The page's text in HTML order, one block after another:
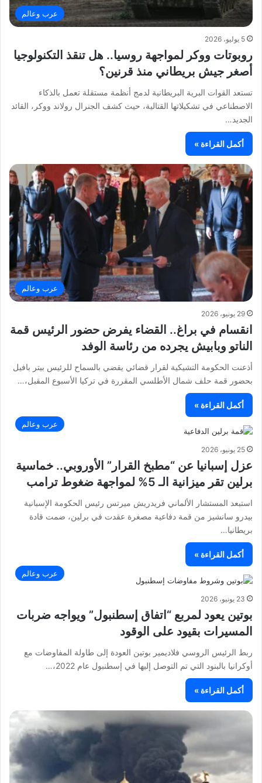
عرب وعالم
5 يوليو، 2026
روبوتات ووكر لمواجهة روسيا.. هل تنقذ التكنولوجيا
أصغر جيش بريطاني منذ قرنين؟
تستعد القوات البرية البريطانية لدمج أنظمة مستقلة تعمل بالذكاء
الاصطناعي في تشكيلاتها القتالية، حيث كشف الجنرال رولاند ووكر، القائد
الجديد…
أكمل القراءة »
عرب وعالم
29 يونيو، 2026
انقسام في براغ.. القضاء يفرض حضور الرئيس قمة
الناتو وبابيش يجرده من رئاسة الوفد
أذعنت الحكومة التشيكية لقرار قضائي يقضي بالسماح للرئيس بيتر بافيل
بحضور قمة حلف شمال الأطلسي المقررة في تركيا الأسبوع المقبل،…
أكمل القراءة »
عرب وعالم
25 يونيو، 2026
عزل إسبانيا عن “مطبخ القرار” الأوروبي.. خماسية
برلين تقر ميزانية الـ 5% لمواجهة ضغوط ترامب
استبعد المستشار الألماني فريدريش ميرتس رئيس الحكومة الإسبانية
بيدرو سانشيز من قمة دفاعية مصغرة عقدت في برلين، ضمت قادة
بريطانيا…
أكمل القراءة »
عرب وعالم
23 يونيو، 2026
بوتين يعود لمربع “اتفاق إسطنبول” ويواجه ضربات
المسيرات بقيود على الوقود
ربط الرئيس الروسي فلاديمير بوتين العودة إلى طاولة المفاوضات مع
أوكرانيا بالبنود التي تم التوصل إليها في إسطنبول عام 2022،…
أكمل القراءة »